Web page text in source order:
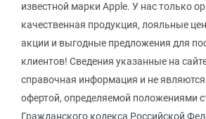
известной марки Apple. У нас только
качественная продукция, лояльные
акции и выгодные предложения для
клиентов! Сведения указанные на
справочная информация и не
офертой, определяемой положениями
Гражданского кодекса Российской